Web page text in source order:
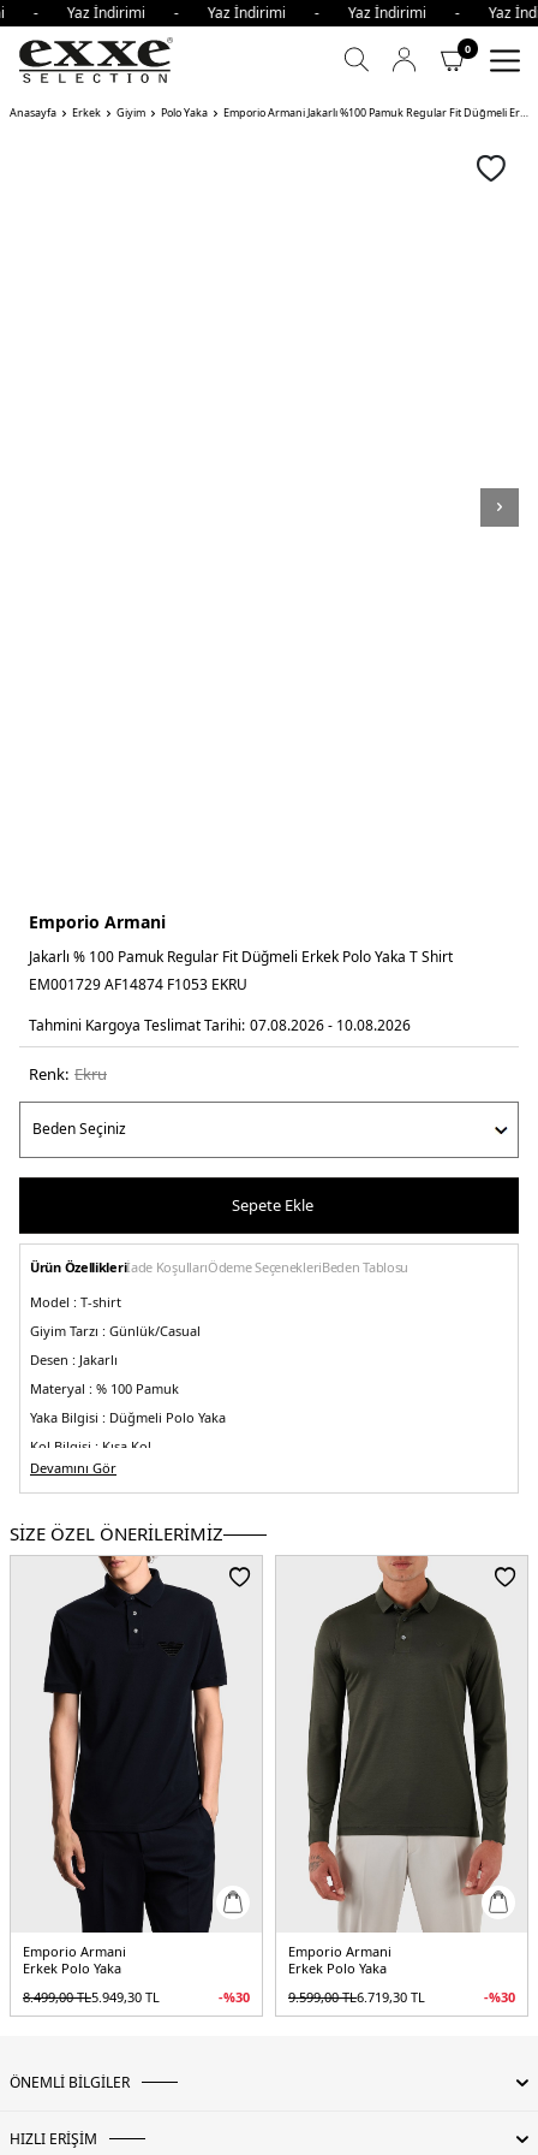
Yaz İndirimi - Yaz İndirimi - Yaz İndirimi -
0
Anasayfa Erkek Giyim Polo Yaka Emporio Armani Jakarlı %100 Pamuk Regular Fit Düğmeli Erkek Polo Yaka T Shirt
Emporio Armani
Jakarlı % 100 Pamuk Regular Fit Düğmeli Erkek Polo Yaka T Shirt
EM001729 AF14874 F1053 EKRU
Tahmini Kargoya Teslimat Tarihi: 07.08.2026 - 10.08.2026
Renk: ekru
Sepete Ekle
Ürün Özellikleriİade KoşullarıÖdeme SeçenekleriBeden Tablosu
Model : T-shirt
Giyim Tarzı : Günlük/Casual
Desen : Jakarlı
Materyal : % 100 Pamuk
Yaka Bilgisi : Düğmeli Polo Yaka
Kol Bilgisi : Kısa Kol
Kalıp Bilgisi :Regular Fit
Üretim Yeri :Türkiye
5DY1EM001729AF14874F1053.69
Devamını Gör
SİZE ÖZEL ÖNERİLERİMİZ
Emporio Armani
Erkek Polo Yaka
8.499,00TL5.949,30 TL -%30
Emporio Armani
Erkek Polo Yaka
9.599,00TL6.719,30 TL -%30
ÖNEMLİ BİLGİLER
HIZLI ERİŞİM